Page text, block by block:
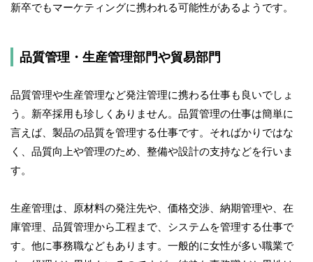
新卒でもマーケティングに携われる可能性があるようです。
品質管理・生産管理部門や貿易部門
品質管理や生産管理など発注管理に携わる仕事も良いでしょ
う。新卒採用も珍しくありません。品質管理の仕事は簡単に
言えば、製品の品質を管理する仕事です。そればかりではな
く、品質向上や管理のため、整備や設計の支持などを行いま
す。
生産管理は、原材料の発注先や、価格交渉、納期管理や、在
庫管理、品質管理から工程まで、システムを管理する仕事で
す。他に事務職などもあります。一般的に女性が多い職業で